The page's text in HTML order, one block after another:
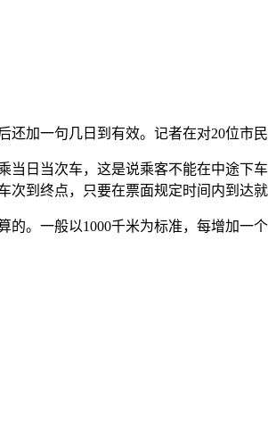
加一句几日到有效。记者在对20位市
日当次车，这是说乘客不能在中途下
到终点，只要在票面规定时间内到达就
。一般以1000千米为标准，每增加一